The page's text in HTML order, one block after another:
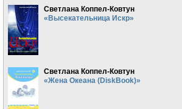
Светлана Коппел-Ковтун
«Высекательница Искр»
Светлана Коппел-Ковтун
«Жена Океана (DiskBook)»